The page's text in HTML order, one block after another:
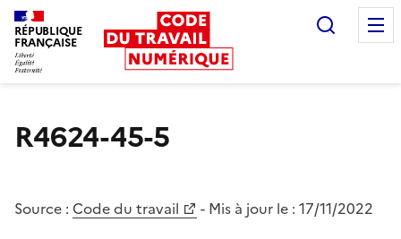
RÉPUBLIQUE
FRANÇAISE
R4624-45-5
Source : Code du travail - Mis à jour le : 17/11/2022